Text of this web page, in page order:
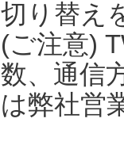
切り替え
(ご注意)
数、通信
は弊社営